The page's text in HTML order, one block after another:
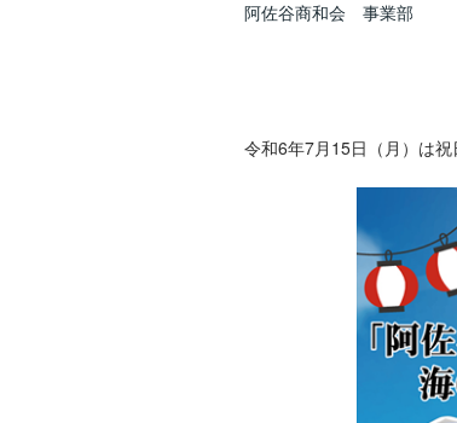
阿佐谷商和会 事業部
令和6年7月15日（月）は